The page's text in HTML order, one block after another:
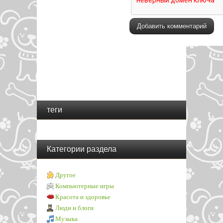
теги
Категории раздела
Другое
Компьютерные игры
Красота и здоровье
Люди и блоги
Музыка